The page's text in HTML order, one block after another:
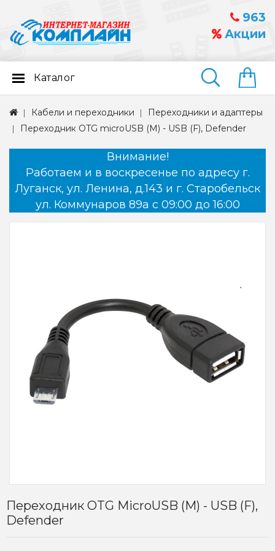
963
Акции
Найти
Каталог
Кабели и переходники
Переходники и адаптеры
Переходник OTG microUSB (M) - USB (F), Defender
Внимание!
Работаем и в воскресенье по адресу г.
Луганск, ул. Ленина, д.143 и г. Старобельск
ул. Коммунаров 89а с 09:00 до 16:00
Переходник OTG MicroUSB (M) - USB (F),
Defender